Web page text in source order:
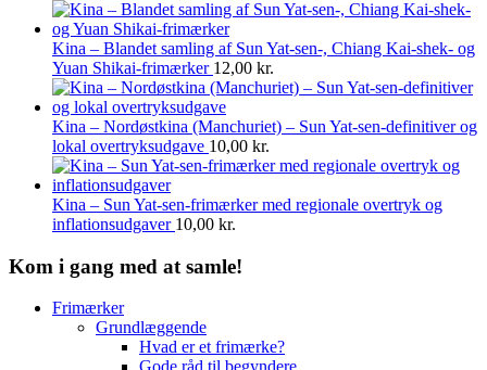
Kina – Blandet samling af Sun Yat-sen-, Chiang Kai-shek- og
Yuan Shikai-frimærker 12,00 kr.
Kina – Nordøstkina (Manchuriet) – Sun Yat-sen-definitiver og
lokal overtryksudgave 10,00 kr.
Kina – Sun Yat-sen-frimærker med regionale overtryk og
inflationsudgaver 10,00 kr.
Kom i gang med at samle!
Frimærker
Grundlæggende
Hvad er et frimærke?